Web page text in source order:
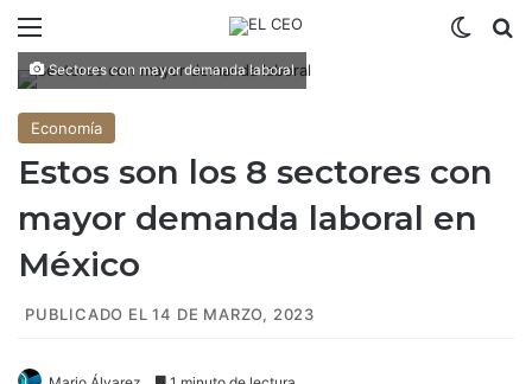
Sectores con mayor demanda laboral
Economía
Estos son los 8 sectores con
mayor demanda laboral en
México
PUBLICADO EL 14 DE MARZO, 2023